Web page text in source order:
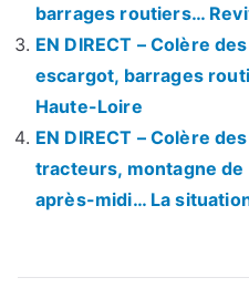
barrages routiers…
EN DIRECT – Colère
escargot, barrages
Haute-Loire
EN DIRECT – Colère
tracteurs, montagne
après-midi… La